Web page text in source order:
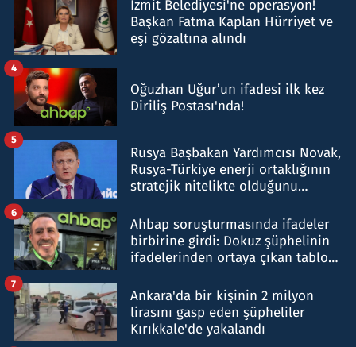
İzmit Belediyesi'ne operasyon!
Başkan Fatma Kaplan Hürriyet ve
eşi gözaltına alındı
Oğuzhan Uğur’un ifadesi ilk kez
Diriliş Postası'nda!
4
Rusya Başbakan Yardımcısı Novak,
Rusya-Türkiye enerji ortaklığının
stratejik nitelikte olduğunu
5
Ahbap soruşturmasında ifadeler
birbirine girdi: Dokuz şüphelinin
ifadelerinden ortaya çıkan tablo
6
Ankara'da bir kişinin 2 milyon
lirasını gasp eden şüpheliler
Kırıkkale'de yakalandı
7